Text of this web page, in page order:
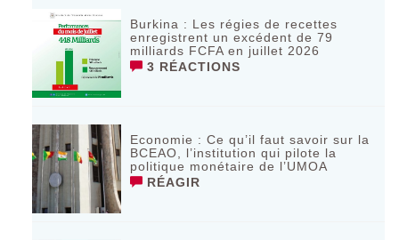
Burkina : Les régies de recettes
enregistrent un excédent de 79
milliards FCFA en juillet 2026
3 RÉACTIONS
Economie : Ce qu’il faut savoir sur la
BCEAO, l’institution qui pilote la
politique monétaire de l’UMOA
RÉAGIR